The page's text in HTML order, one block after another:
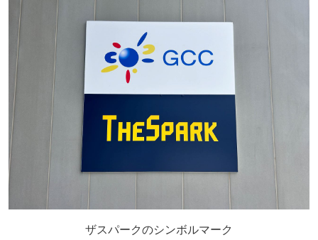
ザスパークのシンボルマーク